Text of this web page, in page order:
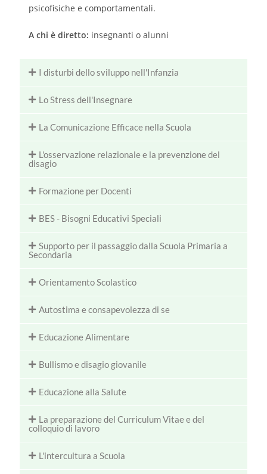
psicofisiche e comportamentali.
A chi è diretto: insegnanti o alunni
I disturbi dello sviluppo nell'Infanzia
Lo Stress dell'Insegnare
La Comunicazione Efficace nella Scuola
L'osservazione relazionale e la prevenzione del
disagio
Formazione per Docenti
BES - Bisogni Educativi Speciali
Supporto per il passaggio dalla Scuola Primaria a
Secondaria
Orientamento Scolastico
Autostima e consapevolezza di se
Educazione Alimentare
Bullismo e disagio giovanile
Educazione alla Salute
La preparazione del Curriculum Vitae e del
colloquio di lavoro
L'intercultura a Scuola